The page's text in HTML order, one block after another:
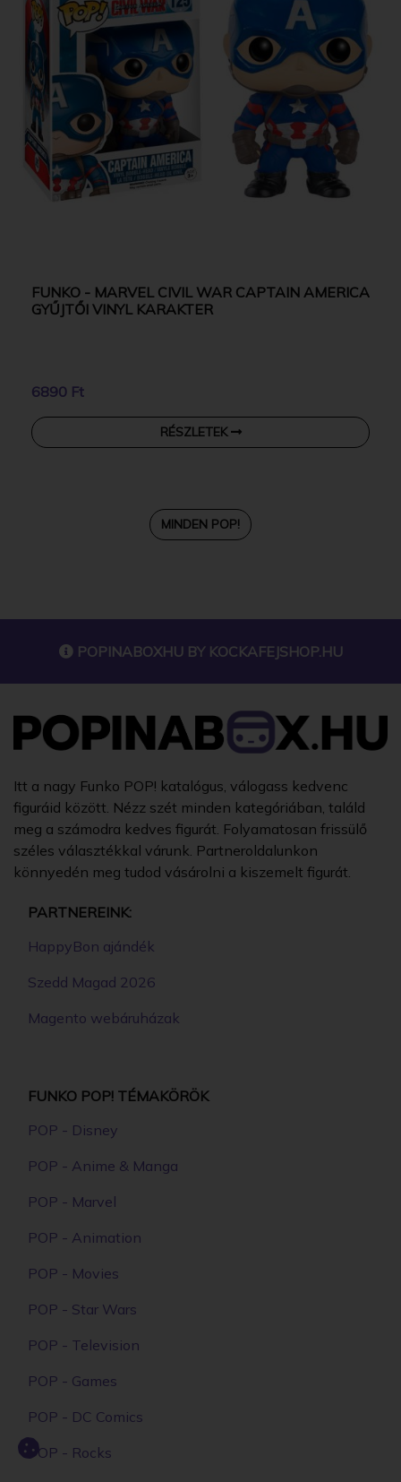
FUNKO - MARVEL CIVIL WAR CAPTAIN AMERICA
GYŰJTŐI VINYL KARAKTER
6890 Ft
RÉSZLETEK
MINDEN POP!
POPINABOXHU BY KOCKAFEJSHOP.HU
Itt a nagy Funko POP! katalógus, válogass kedvenc
figuráid között. Nézz szét minden kategóriában, találd
meg a számodra kedves figurát. Folyamatosan frissülő
széles választékkal várunk. Partneroldalunkon
könnyedén meg tudod vásárolni a kiszemelt figurát.
PARTNEREINK:
HappyBon ajándék
Szedd Magad 2026
Magento webáruházak
FUNKO POP! TÉMAKÖRÖK
POP - Disney
POP - Anime & Manga
POP - Marvel
POP - Animation
POP - Movies
POP - Star Wars
POP - Television
POP - Games
POP - DC Comics
POP - Rocks